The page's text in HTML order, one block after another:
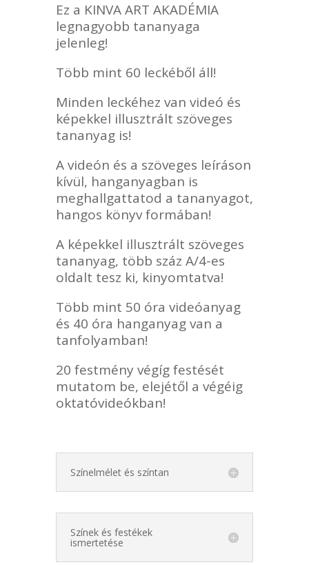
Ez a KINVA ART AKADÉMIA
legnagyobb tananyaga
jelenleg!
Több mint 60 leckéből áll!
Minden leckéhez van videó és
képekkel illusztrált szöveges
tananyag is!
A videón és a szöveges leíráson
kívül, hanganyagban is
meghallgattatod a tananyagot,
hangos könyv formában!
A képekkel illusztrált szöveges
tananyag, több száz A/4-es
oldalt tesz ki, kinyomtatva!
Több mint 50 óra videóanyag
és 40 óra hanganyag van a
tanfolyamban!
20 festmény végíg festését
mutatom be, elejétől a végéig
oktatóvideókban!
Színelmélet és színtan
Színek és festékek
ismertetése